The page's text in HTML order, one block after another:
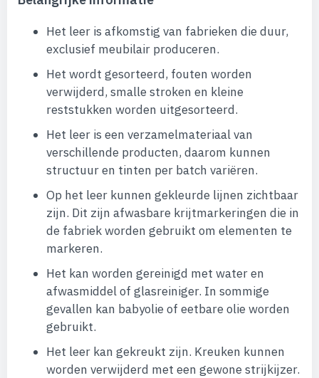
Het leer is afkomstig van fabrieken die duur,
exclusief meubilair produceren.
Het wordt gesorteerd, fouten worden
verwijderd, smalle stroken en kleine
reststukken worden uitgesorteerd.
Het leer is een verzamelmateriaal van
verschillende producten, daarom kunnen
structuur en tinten per batch variëren.
Op het leer kunnen gekleurde lijnen zichtbaar
zijn. Dit zijn afwasbare krijtmarkeringen die in
de fabriek worden gebruikt om elementen te
markeren.
Het kan worden gereinigd met water en
afwasmiddel of glasreiniger. In sommige
gevallen kan babyolie of eetbare olie worden
gebruikt.
Het leer kan gekreukt zijn. Kreuken kunnen
worden verwijderd met een gewone strijkijzer.